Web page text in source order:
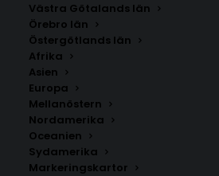
Västra Götalands län
Örebro län
Östergötlands län
Afrika
Asien
Europa
Mellanöstern
Nordamerika
Oceanien
Sydamerika
Markeringskartor
350.00kr
Handritad karta över Hovmantorp i
Välj mellan fyra olika storlekar: